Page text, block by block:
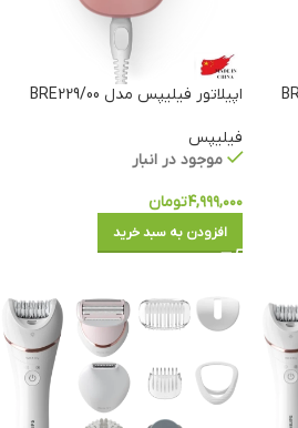
اپیلاتور فیلیپس مدل BRE229/00
فیلیپس
موجود در انبار
۴,۹۹۹,۰۰۰تومان
افزودن به سبد خرید